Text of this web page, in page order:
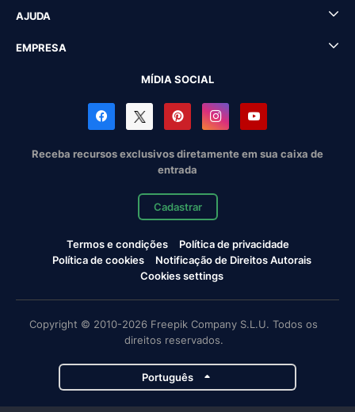
AJUDA
EMPRESA
MÍDIA SOCIAL
Receba recursos exclusivos diretamente em sua caixa de
entrada
Cadastrar
Termos e condições
Política de privacidade
Política de cookies
Notificação de Direitos Autorais
Cookies settings
Copyright © 2010-2026 Freepik Company S.L.U. Todos os
direitos reservados.
Português